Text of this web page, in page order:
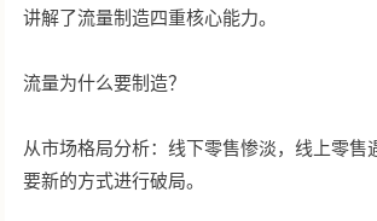
讲解了流量制造四重核心能力。
流量为什么要制造？
从市场格局分析：线下零售惨淡，线上零售
要新的方式进行破局。